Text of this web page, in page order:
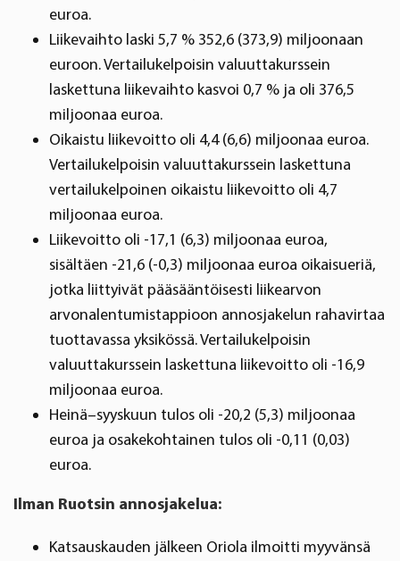
euroa.
Liikevaihto laski 5,7 % 352,6 (373,9) miljoonaan
euroon. Vertailukelpoisin valuuttakurssein
laskettuna liikevaihto kasvoi 0,7 % ja oli 376,5
miljoonaa euroa.
Oikaistu liikevoitto oli 4,4 (6,6) miljoonaa euroa.
Vertailukelpoisin valuuttakurssein laskettuna
vertailukelpoinen oikaistu liikevoitto oli 4,7
miljoonaa euroa.
Liikevoitto oli -17,1 (6,3) miljoonaa euroa,
sisältäen -21,6 (-0,3) miljoonaa euroa oikaisueriä,
jotka liittyivät pääsääntöisesti liikearvon
arvonalentumistappioon annosjakelun rahavirtaa
tuottavassa yksikössä. Vertailukelpoisin
valuuttakurssein laskettuna liikevoitto oli -16,9
miljoonaa euroa.
Heinä–syyskuun tulos oli -20,2 (5,3) miljoonaa
euroa ja osakekohtainen tulos oli -0,11 (0,03)
euroa.
Ilman Ruotsin annosjakelua:
Katsauskauden jälkeen Oriola ilmoitti myyvänsä